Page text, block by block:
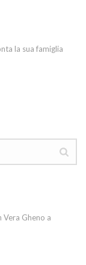
la sua famiglia
Vera Gheno a